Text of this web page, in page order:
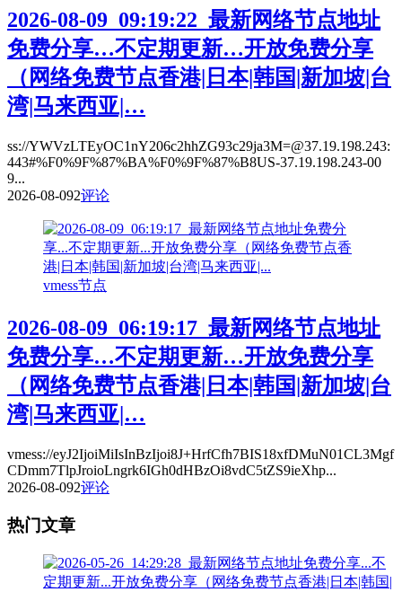
2026-08-09_09:19:22_最新网络节点地址
免费分享…不定期更新…开放免费分享
（网络免费节点香港|日本|韩国|新加坡|台
湾|马来西亚|…
ss://YWVzLTEyOC1nY206c2hhZG93c29ja3M=@37.19.198.243:
443#%F0%9F%87%BA%F0%9F%87%B8US-37.19.198.243-00
9...
2026-08-092评论
vmess节点
2026-08-09_06:19:17_最新网络节点地址
免费分享…不定期更新…开放免费分享
（网络免费节点香港|日本|韩国|新加坡|台
湾|马来西亚|…
vmess://eyJ2IjoiMiIsInBzIjoi8J+HrfCfh7BIS18xfDMuN01CL3Mgf
CDmm7TlpJroioLngrk6IGh0dHBzOi8vdC5tZS9ieXhp...
2026-08-092评论
热门文章